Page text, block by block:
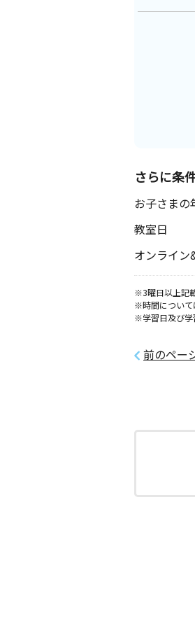
さらに条
お子さまの
教室日
オンライン
※3曜日以上記
※時間について
※学習日及び学
前のペー